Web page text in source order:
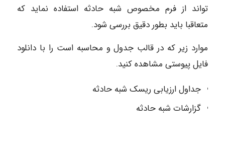
تواند از فرم مخصوص شبه حادثه استفاده نماید که
متعاقبا باید بطور دقیق بررسی شود.
موارد زیر که در قالب جدول و محاسبه است را با دانلود
فایل پیوستی مشاهده کنید.
جداول ارزیابی ریسک شبه حادثه
گزارشات شبه حادثه